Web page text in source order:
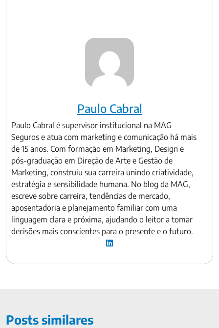
Paulo Cabral
Paulo Cabral é supervisor institucional na MAG
Seguros e atua com marketing e comunicação há mais
de 15 anos. Com formação em Marketing, Design e
pós-graduação em Direção de Arte e Gestão de
Marketing, construiu sua carreira unindo criatividade,
estratégia e sensibilidade humana. No blog da MAG,
escreve sobre carreira, tendências de mercado,
aposentadoria e planejamento familiar com uma
linguagem clara e próxima, ajudando o leitor a tomar
decisões mais conscientes para o presente e o futuro.
Posts similares